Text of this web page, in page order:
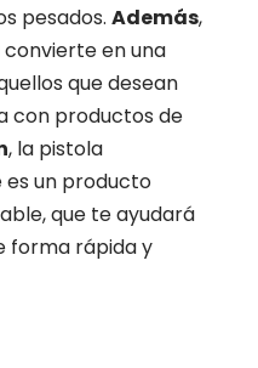
pesados. Además,
en una
que desean
con productos de
, la pistola
un producto
que te ayudará
forma rápida y